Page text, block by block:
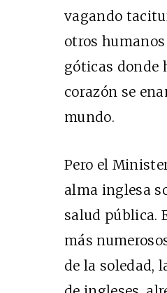
vagando
otros
góticas donde
corazón se
mundo.
Pero el
alma inglesa
salud pública.
más
de la soledad,